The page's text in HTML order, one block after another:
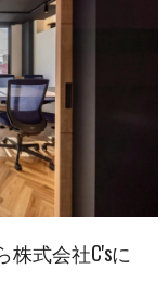
式会社C'sに